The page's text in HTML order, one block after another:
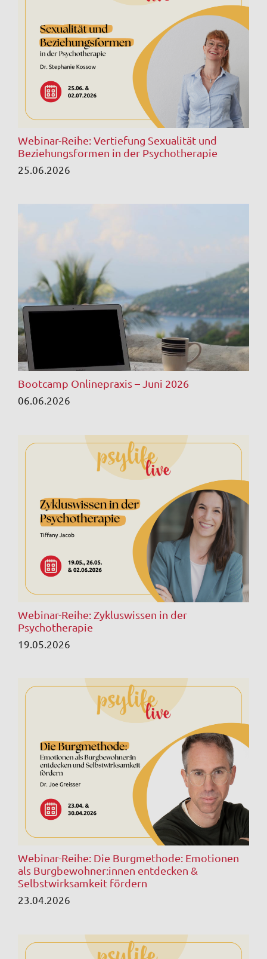
Webinar-Reihe: Vertiefung Sexualität und
Beziehungsformen in der Psychotherapie
25.06.2026
Bootcamp Onlinepraxis – Juni 2026
06.06.2026
Webinar-Reihe: Zykluswissen in der
Psychotherapie
19.05.2026
Webinar-Reihe: Die Burgmethode: Emotionen
als Burgbewohner:innen entdecken &
Selbstwirksamkeit fördern
23.04.2026